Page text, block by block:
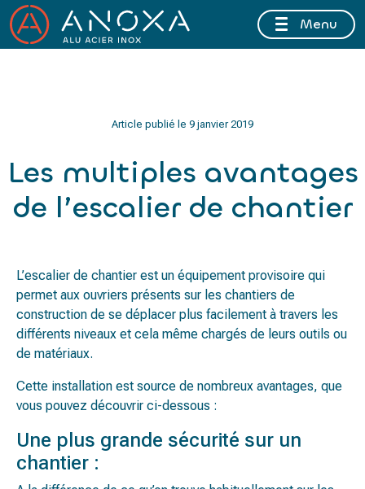
FERMETURE ESTIVALE DU 10 AU 16 AOÛT 2026 INCLUSMenu
Article publié le 9 janvier 2019
Les multiples avantages
de l’escalier de chantier
L’escalier de chantier est un équipement provisoire qui
permet aux ouvriers présents sur les chantiers de
construction de se déplacer plus facilement à travers les
différents niveaux et cela même chargés de leurs outils ou
de matériaux.
Cette installation est source de nombreux avantages, que
vous pouvez découvrir ci-dessous :
Une plus grande sécurité sur un
chantier :